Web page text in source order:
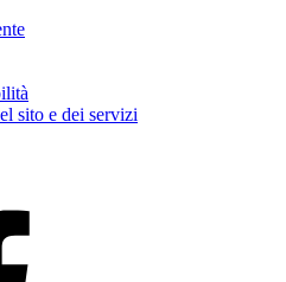
sito e dei servizi